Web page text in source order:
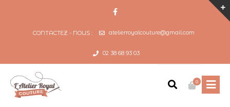
CONTACTEZ - NOUS : atelierroyalcouture@gmail.com
02 38 68 93 03
0